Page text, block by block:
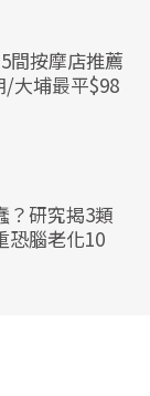
間按摩店推薦
大埔最平$98
？研究揭3類
恐腦老化10